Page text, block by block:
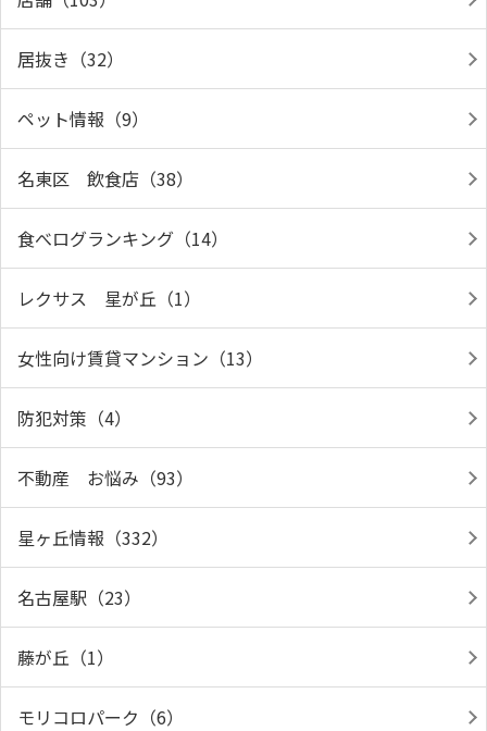
居抜き（32）
ペット情報（9）
名東区 飲食店（38）
食べログランキング（14）
レクサス 星が丘（1）
女性向け賃貸マンション（13）
防犯対策（4）
不動産 お悩み（93）
星ヶ丘情報（332）
名古屋駅（23）
藤が丘（1）
モリコロパーク（6）